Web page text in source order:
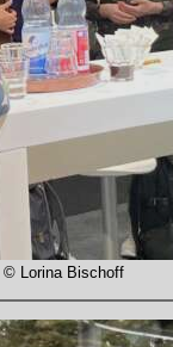
© Lorina Bischoff